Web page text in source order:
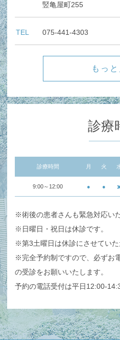
竪亀屋町255
TEL 075-441-4303
もっ
診療
診療時間 月 火
9:00～12:00 ● ●
※術後の患者さんも緊急対応い
※日曜日・祝日は休診です。
※第3土曜日は休診にさせていた
※完全予約制ですので、必ずお
の受診をお願いいたします。
予約の電話受付は平日12:00-